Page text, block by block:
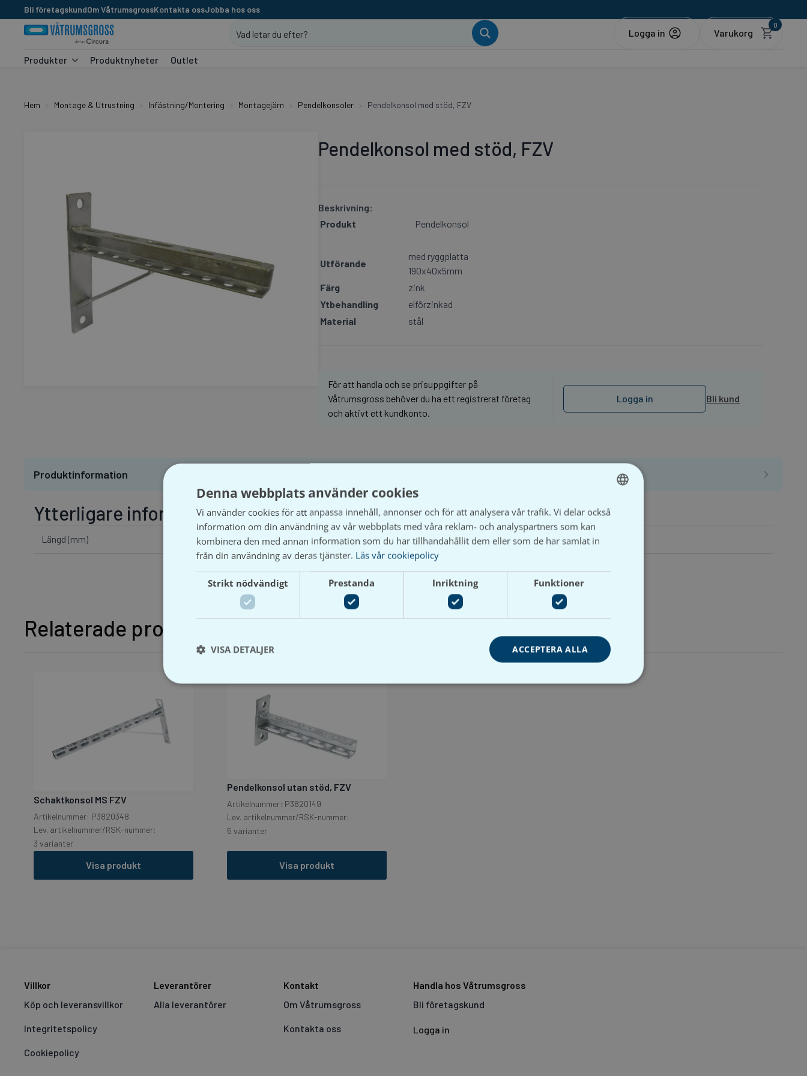
Bli företagskundOm VåtrumsgrossKontakta ossJobba hos oss
Logga in
0
Produkter Produktnyheter Outlet
Hem Montage & Utrustning Infästning/Montering Montagejärn Pendelkonsoler Pendelkonsol med stöd, FZV
Pendelkonsol med stöd, FZV
Beskrivning:
Produkt
Pendelkonsol
Utförande
med ryggplatta
190x40x5mm
Färg
zink
Ytbehandling
elförzinkad
Material
stål
För att handla och se prisuppgifter på
Våtrumsgross behöver du ha ett registrerat företag
och aktivt ett kundkonto.
Logga in Bli kund
Produktinformation
Ytterligare information
Längd (mm) 150, 200, 250, 300, 400, 500, 600, 800, 1000
Relaterade produkter
Schaktkonsol MS FZV
Artikelnummer: P3820348
Lev. artikelnummer/RSK-nummer:
3 varianter
Visa produkt
Pendelkonsol utan stöd, FZV
Artikelnummer: P3820149
Lev. artikelnummer/RSK-nummer:
5 varianter
Visa produkt
Villkor
Köp och leveransvillkor
Integritetspolicy
Cookiepolicy
Leverantörer
Alla leverantörer
Kontakt
Om Våtrumsgross
Kontakta oss
Handla hos Våtrumsgross
Bli företagskund
Logga in
SWEDISH
SVENSKA
Denna webbplats använder cookies
Vi använder cookies för att anpassa innehåll, annonser och för att analysera vår trafik. Vi delar också
information om din användning av vår webbplats med våra reklam- och analyspartners som kan
kombinera den med annan information som du har tillhandahållit dem eller som de har samlat in
från din användning av deras tjänster. Läs vår cookiepolicy
Strikt nödvändigt Prestanda Inriktning Funktioner
ACCEPTERA ALLA
VISA DETALJER